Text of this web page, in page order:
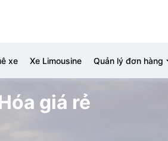
xe Xe Limousine Quản lý đơn hàng
giá rẻ